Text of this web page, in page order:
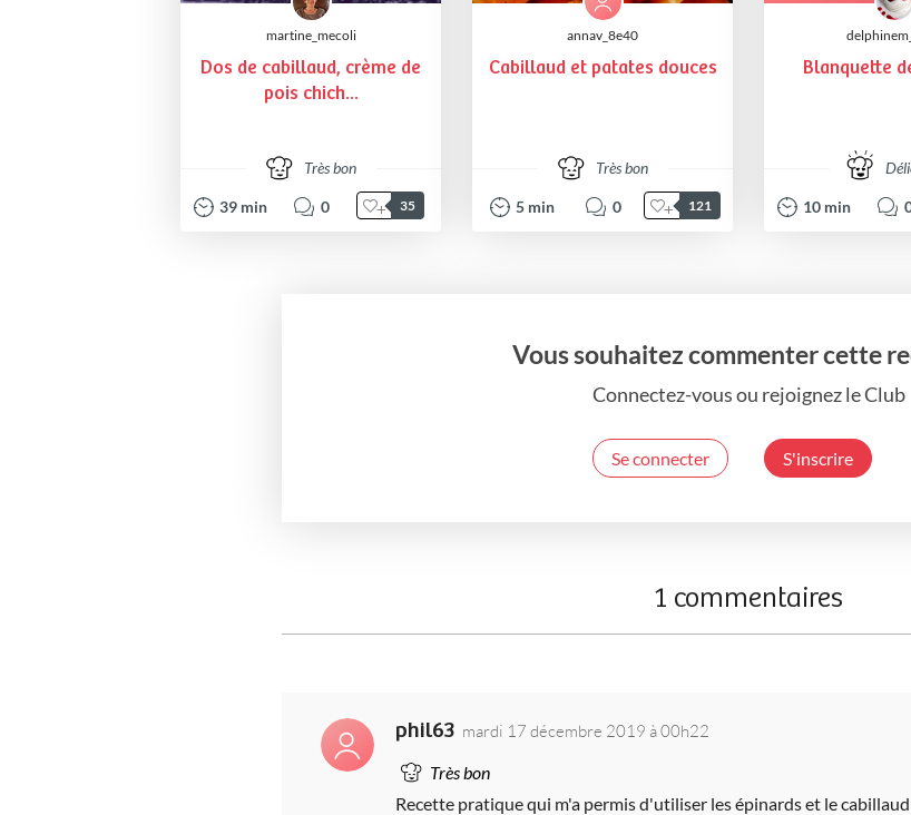
martine_mecoli
Dos de cabillaud, crème de
pois chich...
Très bon
39 min 0 35
annav_8e40
Cabillaud et patates douces
Très bon
5 min 0 121
Blanquette
10 min
Vous souhaitez commenter cette
Connectez-vous ou rejoignez le Club
Se connecter S'inscrire
1 commentaires
phil63 mardi 17 décembre 2019 à 00h22
Très bon
Recette pratique qui m'a permis d'utiliser les épinards et le